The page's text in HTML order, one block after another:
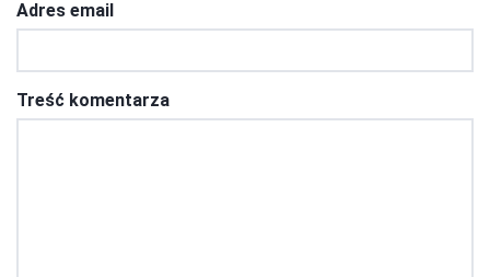
Adres email
Treść komentarza